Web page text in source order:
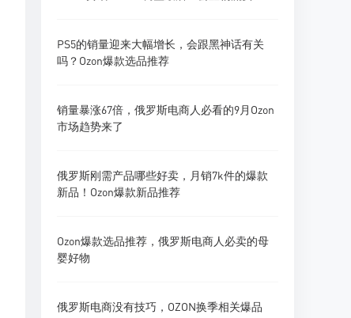
PS5的销量迎来大幅增长，会跟黑神话有关
吗？Ozon爆款选品推荐
销量暴涨67倍，俄罗斯电商人必看的9月Ozon
市场趋势来了
俄罗斯刚需产品哪些好卖，月销7k件的爆款
新品！Ozon爆款新品推荐
Ozon爆款选品推荐，俄罗斯电商人必卖的母
婴好物
俄罗斯电商没有技巧，OZON换季相关爆品